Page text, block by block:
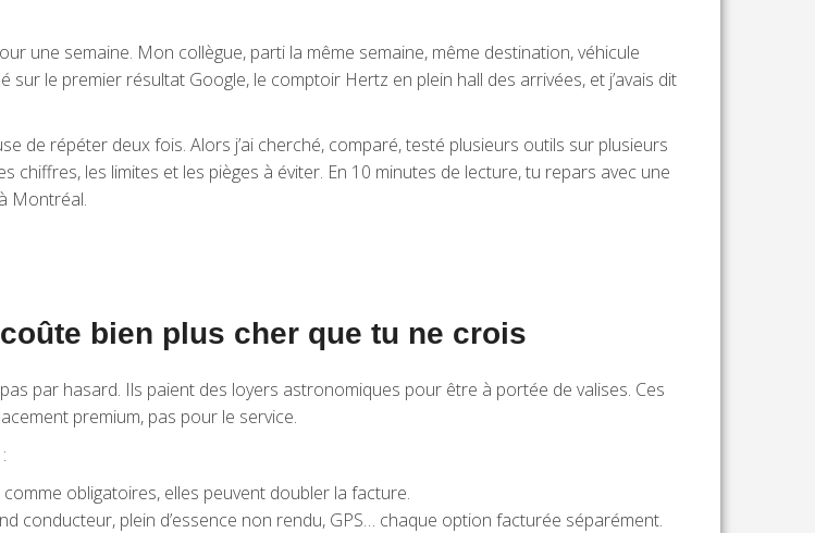
une semaine. Mon collègue, parti la même semaine, même destination, véhicule
sur le premier résultat Google, le comptoir Hertz en plein hall des arrivées, et j’avais dit
de répéter deux fois. Alors j’ai cherché, comparé, testé plusieurs outils sur plusieurs
chiffres, les limites et les pièges à éviter. En 10 minutes de lecture, tu repars avec une
Montréal.
bien plus cher que tu ne crois
par hasard. Ils paient des loyers astronomiques pour être à portée de valises. Ces
premium, pas pour le service.
obligatoires, elles peuvent doubler la facture.
conducteur, plein d’essence non rendu, GPS… chaque option facturée séparément.